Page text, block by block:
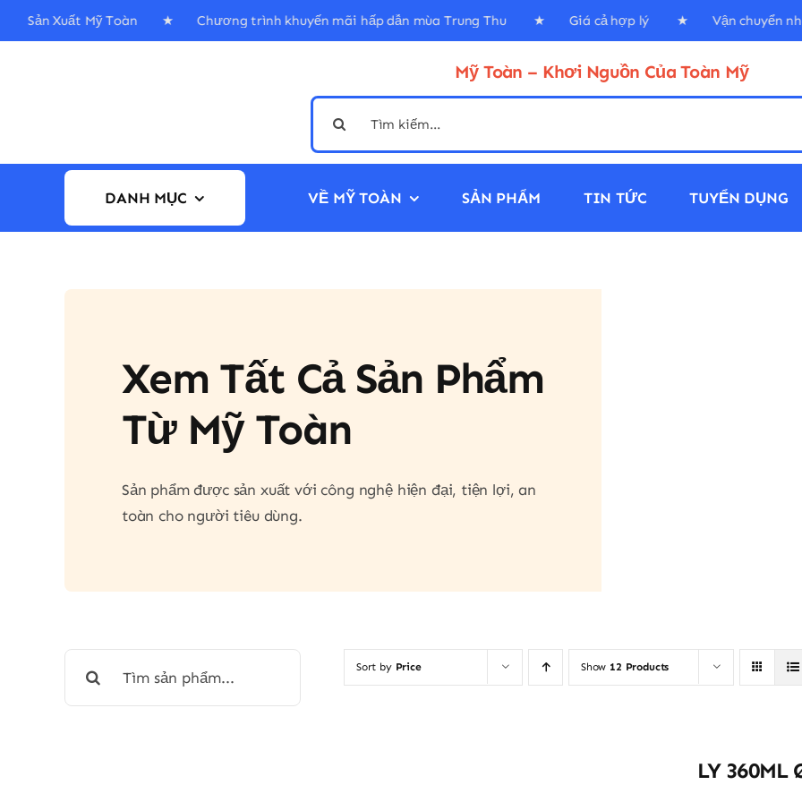
to
& Sản Xuất Mỹ Toàn ★ Chương trình khuyến mãi hấp dẫn mùa Trung Thu ★ Giá cả hợp lý ★ Vận chuyển
Mỹ Toàn – Khơi Nguồn Của Toàn Mỹ
Search
DANH MỤC VỀ MỸ TOÀN SẢN PHẨM TIN TỨC TUYỂN DỤNG
Xem Tất Cả Sản Phẩm
Từ Mỹ Toàn
Sản phẩm được sản xuất với công nghệ hiện đại, tiện lợi, an
toàn cho người tiêu dùng.
for:
Sort by Price Show 12 Products
LY 360ML